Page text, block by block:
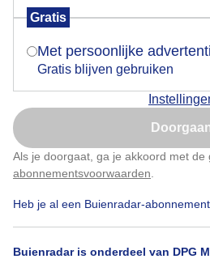
Gratis
Met persoonlijke
Gratis blijven gebruiken
Als je doorgaat, ga je akkoord met de
abonnementsvoorwaarden
Heb je al een Buienradar-
Buienradar is onderdeel van DPG
deze 'wolken' aangelicht.
spookachtig eng...?
Door: Monique Bormans Gemaakt: 12-
Is goed, toon
Nu niet,
Klik hierom dit aan